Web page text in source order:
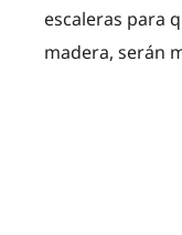
escaleras para
madera, serán